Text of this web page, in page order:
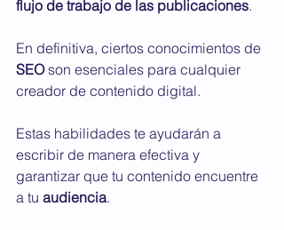
flujo de trabajo de las publicaciones.
En definitiva, ciertos conocimientos de
SEO son esenciales para cualquier
creador de contenido digital.
Estas habilidades te ayudarán a
escribir de manera efectiva y
garantizar que tu contenido encuentre
a tu audiencia.